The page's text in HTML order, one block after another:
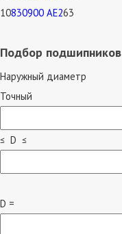
10830900 АЕ263
Подбор подшипников
Наружный диаметр
Точный
≤ D ≤
D =